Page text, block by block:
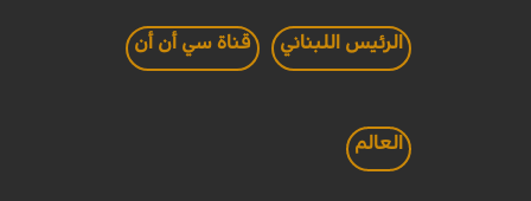
الرئيس اللبناني قناة سي أن أن
العالم